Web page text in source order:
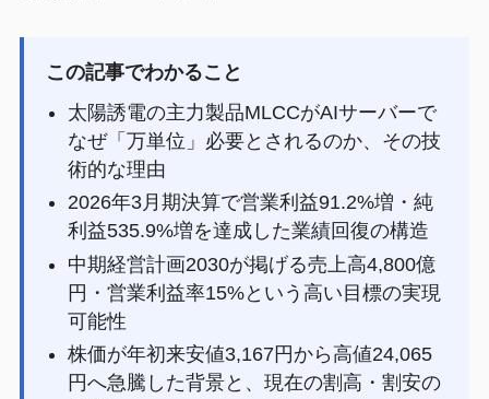
この記事でわかること
太陽誘電の主力製品MLCCがAIサーバーで
なぜ「万単位」必要とされるのか、その技
術的な理由
2026年3月期決算で営業利益91.2%増・純
利益535.9%増を達成した業績回復の構造
中期経営計画2030が掲げる売上高4,800億
円・営業利益率15%という高い目標の実現
可能性
株価が年初来安値3,167円から高値24,065
円へ急騰した背景と、現在の割高・割安の